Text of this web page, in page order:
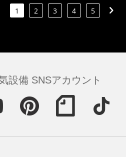
1 2 3 4 5
設備 SNSアカウント